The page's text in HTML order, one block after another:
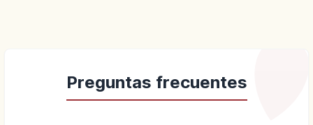
Preguntas frecuentes